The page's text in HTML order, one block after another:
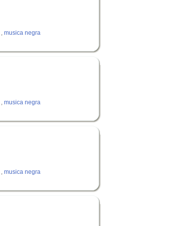
musica negra
musica negra
musica negra